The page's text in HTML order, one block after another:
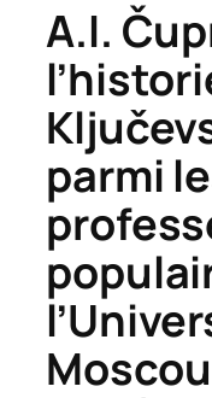
A.I. Č
Ključ
parmi